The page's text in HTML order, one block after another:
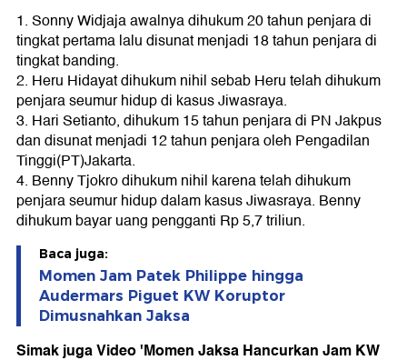
1. Sonny Widjaja awalnya dihukum 20 tahun penjara di
tingkat pertama lalu disunat menjadi 18 tahun penjara di
tingkat banding.
2. Heru Hidayat dihukum nihil sebab Heru telah dihukum
penjara seumur hidup di kasus Jiwasraya.
3. Hari Setianto, dihukum 15 tahun penjara di PN Jakpus
dan disunat menjadi 12 tahun penjara oleh Pengadilan
Tinggi(PT)Jakarta.
4. Benny Tjokro dihukum nihil karena telah dihukum
penjara seumur hidup dalam kasus Jiwasraya. Benny
dihukum bayar uang pengganti Rp 5,7 triliun.
Baca juga:
Momen Jam Patek Philippe hingga
Audermars Piguet KW Koruptor
Dimusnahkan Jaksa
Simak juga Video 'Momen Jaksa Hancurkan Jam KW